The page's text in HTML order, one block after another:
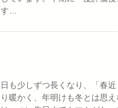
す…
日も少しずつ長くなり、「春
り暖かく、年明けも冬とは思